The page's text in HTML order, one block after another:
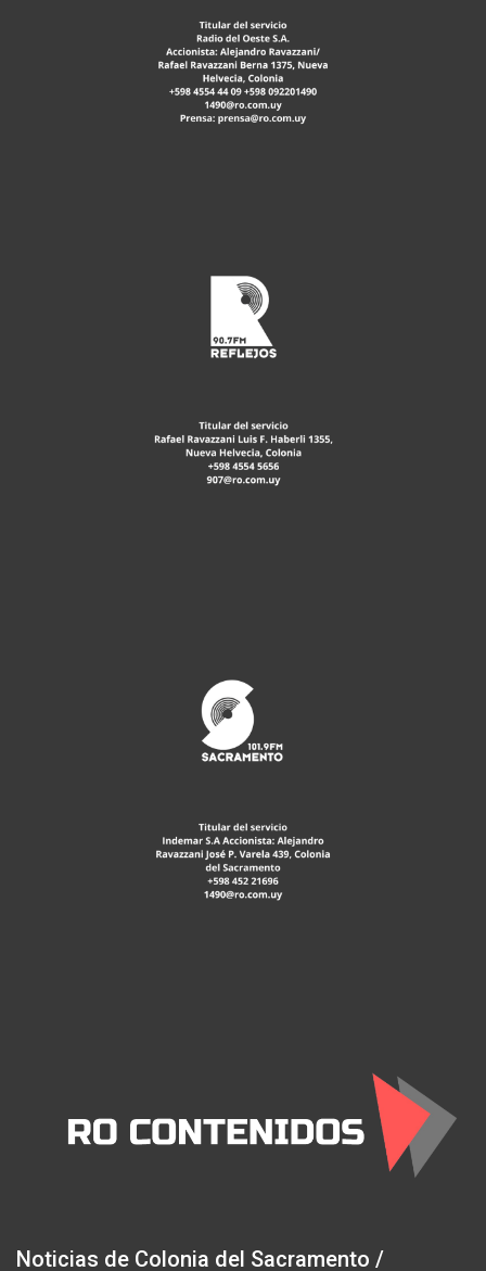
Noticias de Colonia del Sacramento /